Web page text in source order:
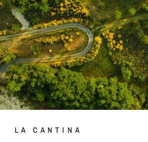
LA CANTINA